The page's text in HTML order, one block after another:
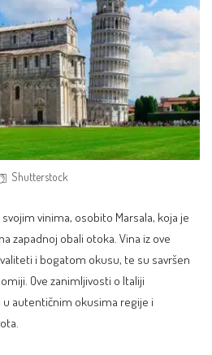
Shutterstock
vinima, osobito Marsala, koja je
zapadnoj obali otoka. Vina iz ove
i bogatom okusu, te su savršen
Ove zanimljivosti o Italiji
autentičnim okusima regije i